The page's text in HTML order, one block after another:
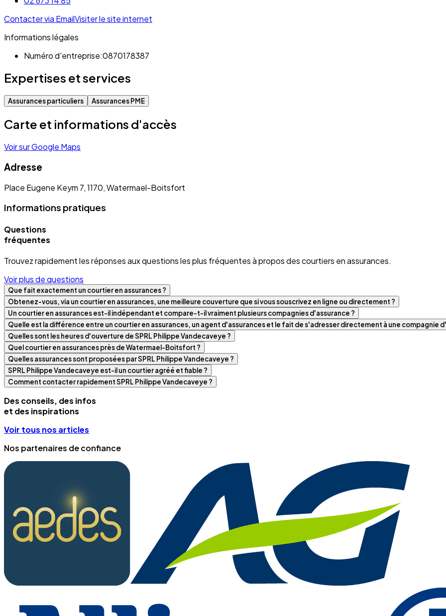
Contacter via EmailVisiter le site internet
Informations légales
Numéro d'entreprise:0870178387
Expertises et services
Assurances particuliers Assurances PME
Carte et informations d'accès
Voir sur Google Maps
Adresse
Place Eugene Keym 7, 1170, Watermael-Boitsfort
Informations pratiques
Questions
fréquentes
Trouvez rapidement les réponses aux questions les plus fréquentes à propos des courtiers en assurances.
Voir plus de questions
Que fait exactement un courtier en assurances ?
Obtenez-vous, via un courtier en assurances, une meilleure couverture que si vous souscrivez en ligne ou directement ?
Un courtier en assurances est-il indépendant et compare-t-il vraiment plusieurs compagnies d'assurance ?
Quelle est la différence entre un courtier en assurances, un agent d'assurances et le fait de s'adresser directement à une compagnie
Quelles sont les heures d'ouverture de SPRL Philippe Vandecaveye ?
Quel courtier en assurances près de Watermael-Boitsfort ?
Quelles assurances sont proposées par SPRL Philippe Vandecaveye ?
SPRL Philippe Vandecaveye est-il un courtier agréé et fiable ?
Comment contacter rapidement SPRL Philippe Vandecaveye ?
Des conseils, des infos
et des inspirations
Voir tous nos articles
Nos partenaires de confiance